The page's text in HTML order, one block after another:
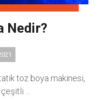
Nedir?
toz boya makinesi,
...